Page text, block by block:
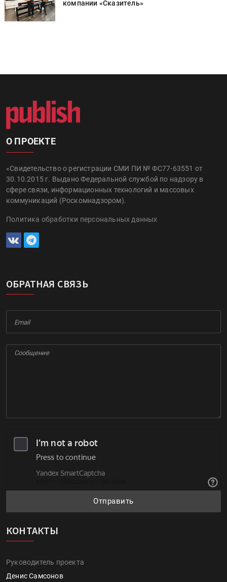
компании «Сказитель»
О ПРОЕКТЕ
«Свидетельство о регистрации СМИ ПИ № ФС77-63551 от
30.10.2015 г. Выдано Федеральной службой по надзору в
сфере связи, информационных технологий и массовых
коммуникаций (Роскомнадзором).
Политика обработки персональных данных
ОБРАТНАЯ СВЯЗЬ
Отправить
КОНТАКТЫ
Руководитель проекта
Денис Самсонов